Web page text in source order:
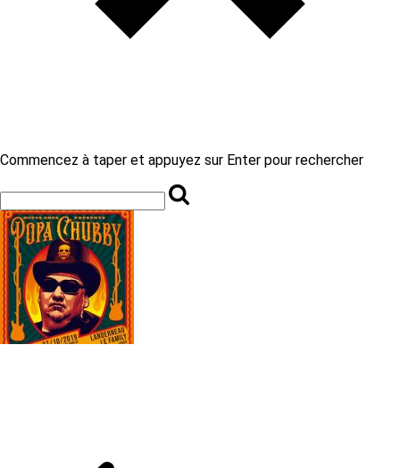
Commencez à taper et appuyez sur Enter pour rechercher